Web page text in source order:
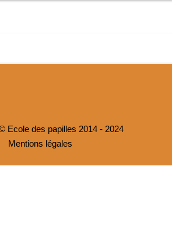
Ecole des papilles 2014 - 2024
Mentions légales